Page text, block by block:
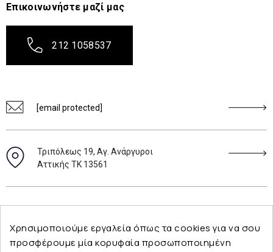
Επικοινωνήστε μαζί μας
212 1058537
[email protected]
Τριπόλεως 19, Αγ. Ανάργυροι
Αττικής ΤΚ 13561
Χρησιμοποιούμε εργαλεία όπως τα cookies για να σου
προσφέρουμε μία κορυφαία προσωποποιημένη